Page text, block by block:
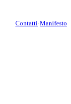
Contatti·Manifesto